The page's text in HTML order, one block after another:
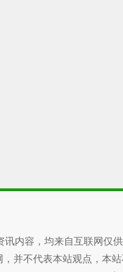
内容，均来自互联网仅
并不代表本站观点，本